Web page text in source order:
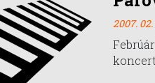
2007.